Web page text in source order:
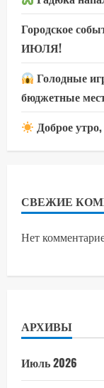
Городское
ИЮЛЯ!
Голодные
бюджетные
Доброе
СВЕЖИЕ
Нет
АРХИВЫ
Июль 2026